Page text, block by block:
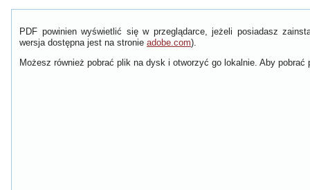
PDF powinien wyświetlić się w przeglądarce, jeżeli posiadasz
wersja dostępna jest na stronie adobe.com).
Możesz również pobrać plik na dysk i otworzyć go lokalnie. Aby